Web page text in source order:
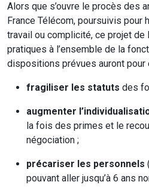
Alors que s’ouvre le procès des
France Télécom, poursuivis pour
travail ou complicité, ce projet de
pratiques à l’ensemble de la
dispositions prévues auront pour
fragiliser les statuts des
augmenter
la fois des primes et le
négociation ;
précariser les personnels
pouvant aller jusqu’à 6 ans